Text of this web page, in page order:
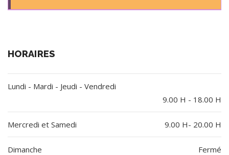
HORAIRES
Lundi - Mardi - Jeudi - Vendredi
9.00 H - 18.00 H
Mercredi et Samedi 9.00 H- 20.00 H
Dimanche Fermé